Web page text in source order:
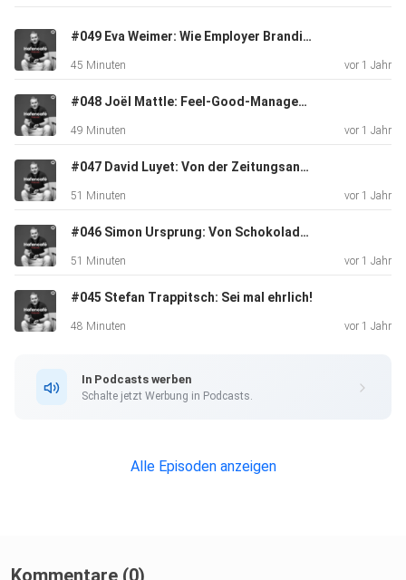
Hör rein und erfahre, wie sie es geschafft haben, die
Coronakrise
als Erfolgsbooster zu nutzen und wieso sie gleichzeitig
raketisch
gut und katastrophal schlecht sind.
#049 Eva Weimer: Wie Employer Branding die HR-Arbeit prägt
45 Minuten vor 1 Jahr
#048 Joël Mattle: Feel-Good-Management war gestern!
49 Minuten vor 1 Jahr
#047 David Luyet: Von der Zeitungsanzeige zum Talentpool
51 Minuten vor 1 Jahr
#046 Simon Ursprung: Von Schokoladenträumen zur Delica-Realität
51 Minuten vor 1 Jahr
#045 Stefan Trappitsch: Sei mal ehrlich!
48 Minuten vor 1 Jahr
In Podcasts werben
Schalte jetzt Werbung in Podcasts.
Alle Episoden anzeigen
Kommentare (0)